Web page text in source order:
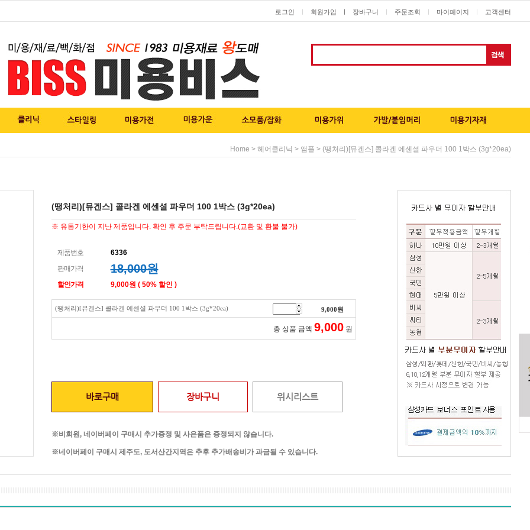
로그인 회원가입 ㅣ 장바구니 주문조회 마이페이지 고객센터
Home > 헤어클리닉 > 앰플 > (땡처리)[뮤겐스] 콜라겐 에센셜 파우더 100 1박스 (3g*20ea)
(땡처리)[뮤겐스] 콜라겐 에센셜 파우더 100 1박스 (3g*20ea)
※ 유통기한이 지난 제품입니다. 확인 후 주문 부탁드립니다.(교환 및 환불 불가)
제품번호
6336
판매가격
18,000원
할인가격 9,000원 ( 50% 할인 )
(땡처리)[뮤겐스] 콜라겐 에센셜 파우더 100 1박스 (3g*20ea) 9,000원
총 상품 금액 9,000 원
바로구매 장바구니 위시리스트
※비회원, 네이버페이 구매시 추가증정 및 사은품은 증정되지 않습니다.
※네이버페이 구매시 제주도, 도서산간지역은 추후 추가배송비가 과금될 수 있습니다.